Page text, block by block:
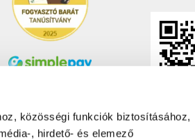
közösségi funkciók biztosításához,
, hirdető- és elemező